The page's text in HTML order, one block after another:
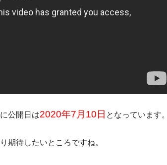
公開日は2020年7月10日 となっています。
期待したいところですね。